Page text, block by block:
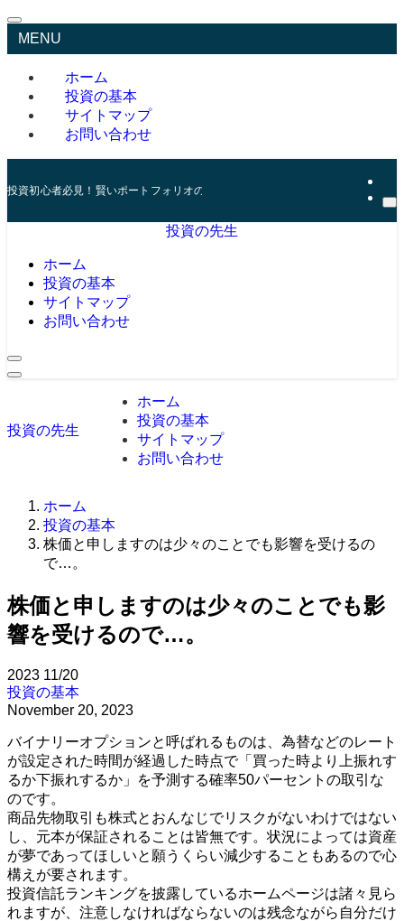
MENU
ホーム
投資の基本
サイトマップ
お問い合わせ
投資初心者必見！賢いポートフォリオの組み方とリスク管理の秘訣
投資の先生
ホーム
投資の基本
サイトマップ
お問い合わせ
投資の先生
ホーム
投資の基本
サイトマップ
お問い合わせ
ホーム
投資の基本
株価と申しますのは少々のことでも影響を受けるの
で…。
株価と申しますのは少々のことでも影
響を受けるので…。
2023 11/20
投資の基本
November 20, 2023
バイナリーオプションと呼ばれるものは、為替などのレート
が設定された時間が経過した時点で「買った時より上振れす
るか下振れするか」を予測する確率50パーセントの取引な
のです。
商品先物取引も株式とおんなじでリスクがないわけではない
し、元本が保証されることは皆無です。状況によっては資産
が夢であってほしいと願うくらい減少することもあるので心
構えが要されます。
投資信託ランキングを披露しているホームページは諸々見ら
れますが、注意しなければならないのは残念ながら自分だけ